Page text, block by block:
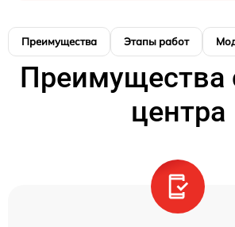
Преимущества Этапы работ
Преимущества
центра